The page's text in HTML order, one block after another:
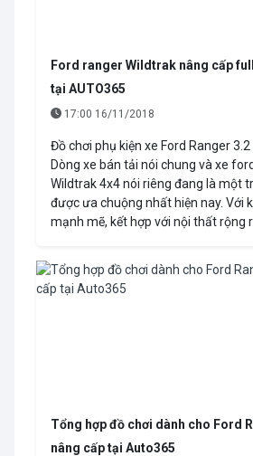
Ford ranger Wildtrak nâng cấp
tại AUTO365
17:00 16/11/2018
Đồ chơi phụ kiện xe Ford Ranger
Dòng xe bán tải nói chung và xe
Wildtrak 4x4 nói riêng đang là một
được ưa chuộng nhất hiện nay. Với
mạnh mẽ, kết hợp với nội thất rộng
Tổng hợp đồ chơi dành cho Ford
nâng cấp tại Auto365